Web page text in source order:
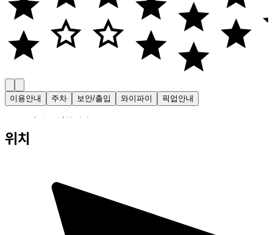
이용안내 주차 보안/출입 와이파이 픽업안내
위치